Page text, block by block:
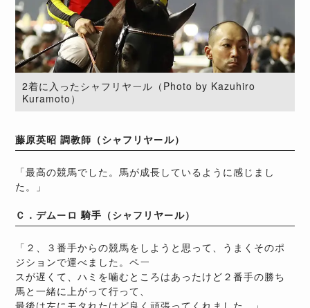
2着に入ったシャフリヤール（Photo by Kazuhiro
Kuramoto）
藤原英昭 調教師（シャフリヤール）
「最高の競馬でした。馬が成長しているように感じまし
た。」
Ｃ．デムーロ 騎手（シャフリヤール）
「２、３番手からの競馬をしようと思って、うまくそのポ
ジションで運べました。ペー
スが遅くて、ハミを噛むところはあったけど２番手の勝ち
馬と一緒に上がって行って、